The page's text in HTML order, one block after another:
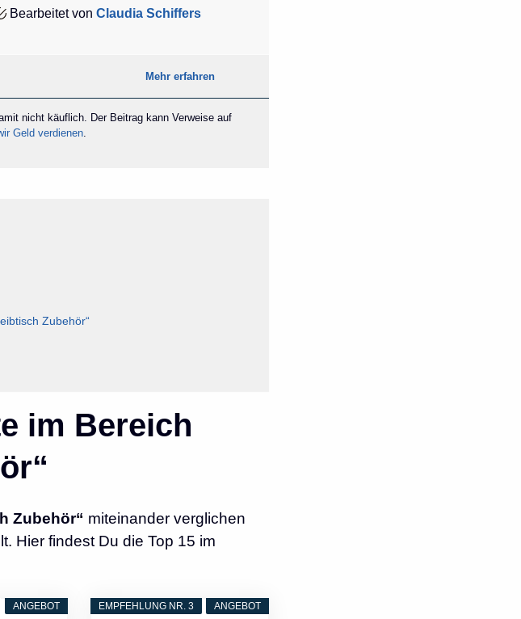
Bearbeitet von Claudia Schiffers
Mehr erfahren
nicht käuflich. Der Beitrag kann Verweise auf
Geld verdienen.
Zubehör“
im Bereich
Zubehör“ miteinander verglichen
Hier findest Du die Top 15 im
ANGEBOT ANGEBOT
EMPFEHLUNG NR. 3